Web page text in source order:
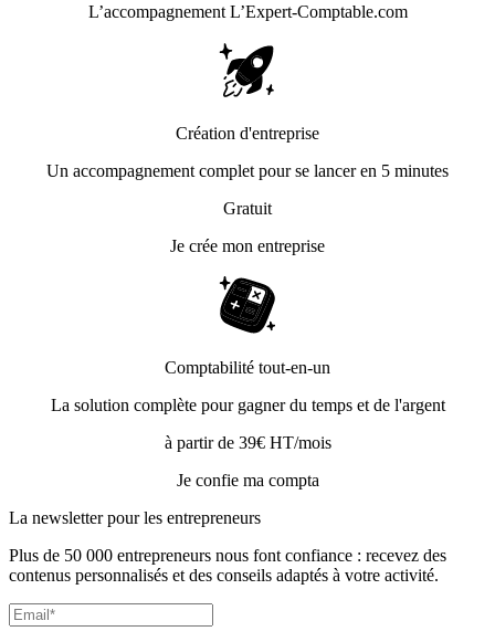
L’accompagnement L’Expert-Comptable.com
Création d'entreprise
Un accompagnement complet pour se lancer en 5 minutes
Gratuit
Je crée mon entreprise
Comptabilité tout-en-un
La solution complète pour gagner du temps et de l'argent
à partir de 39€ HT/mois
Je confie ma compta
La newsletter pour les entrepreneurs
Plus de 50 000 entrepreneurs nous font confiance : recevez des
contenus personnalisés et des conseils adaptés à votre activité.